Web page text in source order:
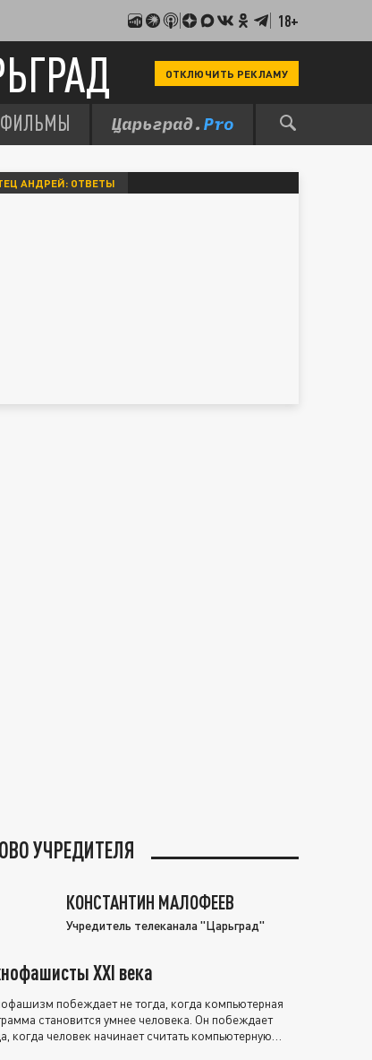
18+
ОТКЛЮЧИТЬ РЕКЛАМУ
ФИЛЬМЫ
АНДРЕЙ: ОТВЕТЫ
УЧРЕДИТЕЛЯ
КОНСТАНТИН МАЛОФЕЕВ
Учредитель телеканала "Царьград"
XXI века
побеждает не тогда, когда компьютерная
становится умнее человека. Он побеждает
когда человек начинает считать компьютерную